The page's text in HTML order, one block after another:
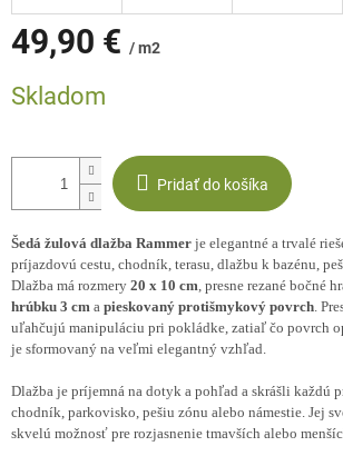
49,90 € / m2
cena:
Skladom
Pridať do košíka
Šedá žulová dlažba Rammer je elegantné a trvalé
príjazdovú cestu, chodník, terasu, dlažbu k bazénu,
Dlažba má rozmery 20 x 10 cm, presne rezané bočné
hrúbku 3 cm a pieskovaný protišmykový povrch.
uľahčujú manipuláciu pri pokládke, zatiaľ čo povrch
je sformovaný na veľmi elegantný vzhľad.
Dlažba je príjemná na dotyk a pohľad a skrášli každú
chodník, parkovisko, pešiu zónu alebo námestie. Jej
skvelú možnosť pre rozjasnenie tmavších alebo